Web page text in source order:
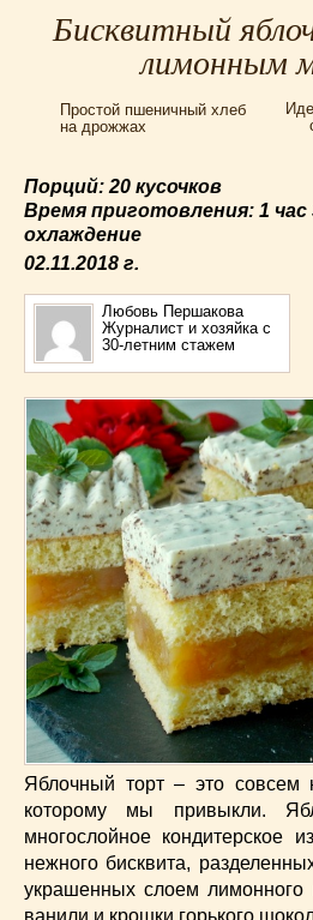
Для мультиварки Филипс(38)
Запеканки(25)
Итальянская кухня
Картошка(32)
Каши(24)
Кексы(43)
Китайская кухня(15)
Лучшие
(9)
Макароны
Мексиканская кухня(9)
Мясные блюда(119)
Напитки(4)
Немецкая кухня(10)
Необычные(49)
Низкокалорийные(33)
Новогодние (57)
Новости(54)
О жизни(25)
Овощи(98)
Пасхальные
(17)
Печенье
Пироги(55)
Польская кухня
Постные(52)
Праздничные блюда
(63)
Простые(102)
Бисквитный
лимонным
Простой пшеничный хлеб
на дрожжах
Порций: 20 кусочков
Время приготовления: 1
охлаждение
02.11.2018 г.
Любовь Першакова
Журналист и хозяйка с
30-летним стажем
Яблочный торт – это совсем
которому мы привыкли.
многослойное кондитерское
нежного бисквита,
украшенных слоем лимонного
ванили и крошки горького